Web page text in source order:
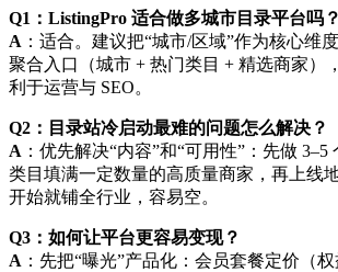
Q1：ListingPro 适合做多城市目录平台吗？
A ：适合。建议把“城市/区域”作为核心维
聚合入口（城市 + 热门类目 + 精选商家）
利于运营与 SEO。
Q2：目录站冷启动最难的问题怎么解决？
A ：优先解决“内容”和“可用性”：先做
类目填满一定数量的高质量商家，再上线
开始就铺全行业，容易空。
Q3：如何让平台更容易变现？
A ：先把“曝光”产品化：会员套餐定价（